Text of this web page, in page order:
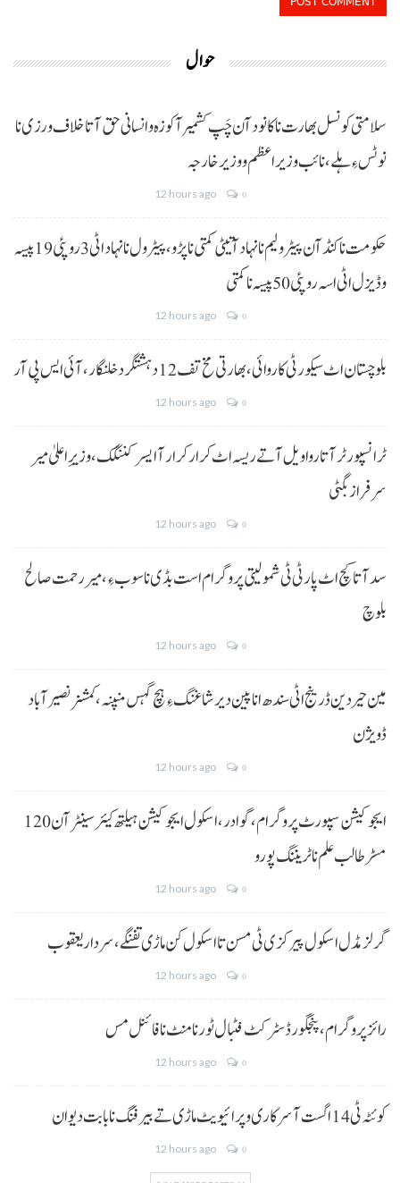
حوال
سلامتی کونسل بھارت نا کانود آن چَپ کشمیر آ کوزہ و انسانی حق آتا خلاف ورزی نا
نوٹس ءِ ہلے،نائب وزیراعظم و وزیر خارجہ
12 hours ago 0
حکومت نا کنڈ آن پیٹرولیم نا نہاد آتیٹی کمتی نا پڑو،پیٹرول نا نہاد اٹی 3 روپئی 19 پیسہ
و ڈیزل اٹی اسہ روپئی 50 پیسہ نا کمتی
12 hours ago 0
بلوچستان اٹ سیکورٹی کاروائی، بھارتی مخ تف 12 دہشتگرد خلنگار،آئی ایس پی آر
12 hours ago 0
ٹرانسپورٹر آتا روا ویل آتے ریسہ اٹ کرار کرار آ ایسر کننگک ،وزیرِ اعلیٰ میر
سرفراز بگٹی
12 hours ago 0
سد آتا کچ اٹ پارٹی ٹی شمولیتی پروگرام است بڈی نا سوب ءِ،میر رحمت صالح
بلوچ
12 hours ago 0
مین حیردین ڈرینج اٹی سندھ انا پین دیر شاغنگ ءِ ہچ گہس منپنہ،کمشنر نصیرآباد
ڈویژن
12 hours ago 0
ایجوکیشن سپورٹ پروگرام،گوادر، اسکول ایجوکیشن ہیلتھ کیئر سینٹر آن 120
مسڑ طالب علم نا ٹریننگ پورو
12 hours ago 0
گرلز مڈل اسکول پیرکزی ٹی مسن تا اسکول کن ماڑی تفنگے، سردار یعقوب
12 hours ago 0
رائز پروگرام، پنجگور ڈسٹرکٹ فٹبال ٹورنامنٹ نا فائنل مس
12 hours ago 0
کوئٹہ ٹی 14 اگست آ سرکاری و پرائیویٹ ماڑی تے بیرفنگ نا بابت دیوان
12 hours ago 0